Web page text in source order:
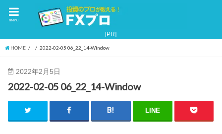
menu
HOME 2022-02-05 06_22_14-Window
2022年2月5日
2022-02-05 06_22_14-Window
LINE